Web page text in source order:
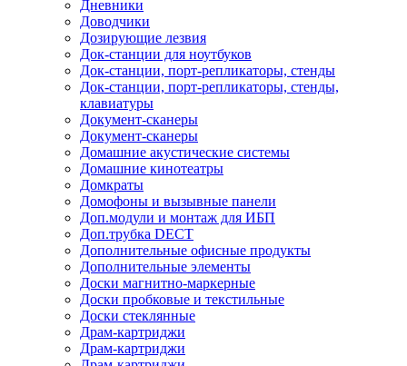
Дневники
Доводчики
Дозирующие лезвия
Док-станции для ноутбуков
Док-станции, порт-репликаторы, стенды
Док-станции, порт-репликаторы, стенды,
клавиатуры
Документ-сканеры
Документ-сканеры
Домашние акустические системы
Домашние кинотеатры
Домкраты
Домофоны и вызывные панели
Доп.модули и монтаж для ИБП
Доп.трубка DECT
Дополнительные офисные продукты
Дополнительные элементы
Доски магнитно-маркерные
Доски пробковые и текстильные
Доски стеклянные
Драм-картриджи
Драм-картриджи